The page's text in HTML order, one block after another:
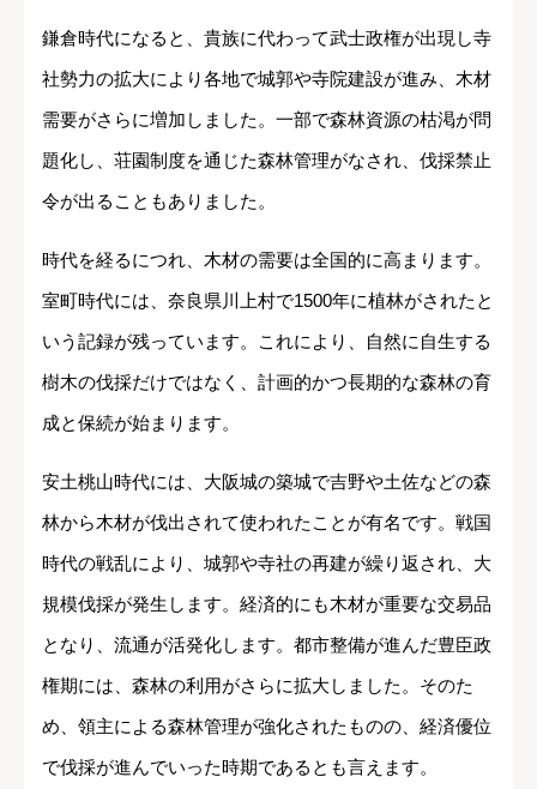
鎌倉時代になると、貴族に代わって武士政権が出現し寺
社勢力の拡大により各地で城郭や寺院建設が進み、木材
需要がさらに増加しました。一部で森林資源の枯渇が問
題化し、荘園制度を通じた森林管理がなされ、伐採禁止
令が出ることもありました。
時代を経るにつれ、木材の需要は全国的に高まります。
室町時代には、奈良県川上村で1500年に植林がされたと
いう記録が残っています。これにより、自然に自生する
樹木の伐採だけではなく、計画的かつ長期的な森林の育
成と保続が始まります。
安土桃山時代には、大阪城の築城で吉野や土佐などの森
林から木材が伐出されて使われたことが有名です。戦国
時代の戦乱により、城郭や寺社の再建が繰り返され、大
規模伐採が発生します。経済的にも木材が重要な交易品
となり、流通が活発化します。都市整備が進んだ豊臣政
権期には、森林の利用がさらに拡大しました。そのた
め、領主による森林管理が強化されたものの、経済優位
で伐採が進んでいった時期であるとも言えます。